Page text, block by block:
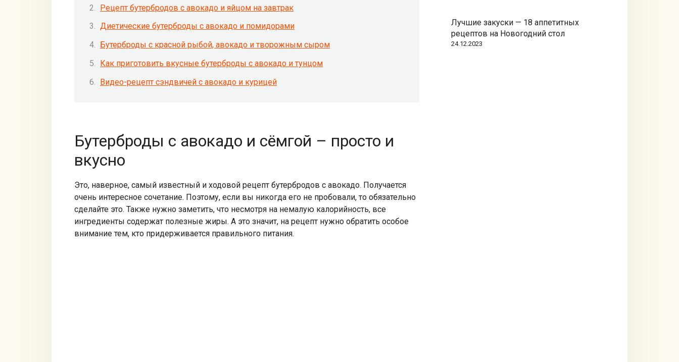
Рецепт бутербродов с авокадо и яйцом на завтрак
Диетические бутерброды с авокадо и помидорами
Бутерброды с красной рыбой, авокадо и творожным сыром
Как приготовить вкусные бутерброды с авокадо и тунцом
Видео-рецепт сэндвичей с авокадо и курицей
Бутерброды с авокадо и сёмгой – просто и
вкусно
Это, наверное, самый известный и ходовой рецепт бутербродов с авокадо. Получается
очень интересное сочетание. Поэтому, если вы никогда его не пробовали, то обязательно
сделайте это. Также нужно заметить, что несмотря на немалую калорийность, все
ингредиенты содержат полезные жиры. А это значит, на рецепт нужно обратить особое
внимание тем, кто придерживается правильного питания.
Лучшие закуски — 18 аппетитных
рецептов на Новогодний стол
24.12.2023